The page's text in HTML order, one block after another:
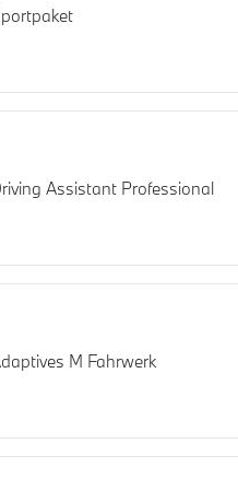
Assistant Professional
M Fahrwerk